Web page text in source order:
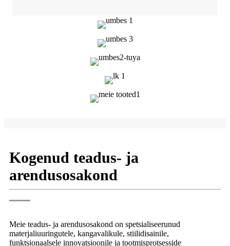
Kogenud teadus- ja
arendusosakond
Meie teadus- ja arendusosakond on spetsialiseerunud
materjaliuuringutele, kangavalikule, stiilidisainile,
funktsionaalsele innovatsioonile ja tootmisprotsesside